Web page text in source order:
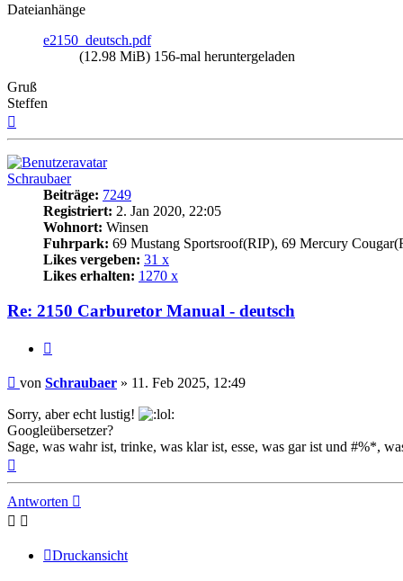
Dateianhänge
e2150_deutsch.pdf
(12.98 MiB) 156-mal heruntergeladen
Gruß
Steffen
Schraubaer
Beiträge: 7249
Registriert: 2. Jan 2020, 22:05
Wohnort: Winsen
Fuhrpark: 69 Mustang Sportsroof(RIP), 69 Mercury
Likes vergeben: 31 x
Likes erhalten: 1270 x
Re: 2150 Carburetor Manual - deutsch
Beitrag
von Schraubaer » 11. Feb 2025, 12:49
Sorry, aber echt lustig!
Googleübersetzer?
Sage, was wahr ist, trinke, was klar ist, esse, was gar ist und #%*,
Antworten
Druckansicht